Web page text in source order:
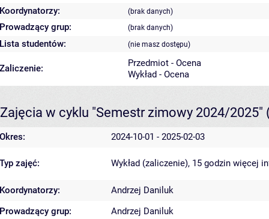
Koordynatorzy:
(brak danych)
Prowadzący grup: (brak danych)
Lista studentów: (nie masz dostępu)
Zaliczenie:
Przedmiot - Ocena
Wykład - Ocena
Zajęcia w cyklu "Semestr zimowy 2024/2025"
Okres: 2024-10-01 - 2025-02-03
Typ zajęć: Wykład (zaliczenie), 15 godzin więcej
Koordynatorzy:
Andrzej Daniluk
Prowadzący grup:
Andrzej Daniluk